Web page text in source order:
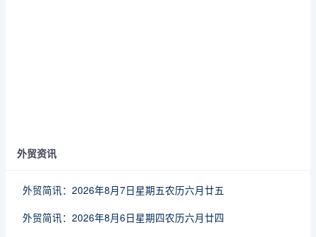
外贸资讯
外贸简讯：2026年8月7日星期五农历六月廿五
外贸简讯：2026年8月6日星期四农历六月廿四